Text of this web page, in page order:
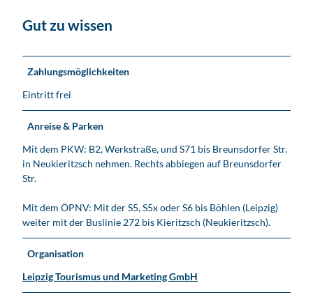
a
n
Gut zu wissen
Zahlungsmöglichkeiten
Eintritt frei
Anreise & Parken
Mit dem PKW: B2, Werkstraße, und S71 bis Breunsdorfer Str.
in Neukieritzsch nehmen. Rechts abbiegen auf Breunsdorfer
Str.
Mit dem ÖPNV: Mit der S5, S5x oder S6 bis Böhlen (Leipzig)
weiter mit der Buslinie 272 bis Kieritzsch (Neukieritzsch).
Organisation
Leipzig Tourismus und Marketing GmbH